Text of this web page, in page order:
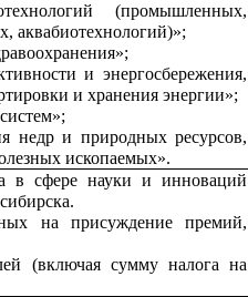
(промышленных,
аквабиотехнологий)»;
и энергосбережения,
и хранения энергии»;
недр и природных ресурсов,
ископаемых».
в сфере науки и инноваций
на присуждение премий,
(включая сумму налога на